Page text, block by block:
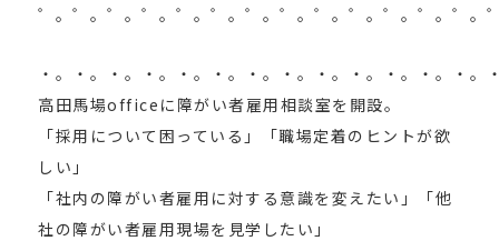
゜。゜。゜。゜。゜。゜。゜。゜。゜。゜。゜。゜。゜。
・。・。・。・。・。・。・。・。・。・。・。・。・
高田馬場officeに障がい者雇用相談室を開設。
「採用について困っている」「職場定着のヒントが欲
しい」
「社内の障がい者雇用に対する意識を変えたい」「他
社の障がい者雇用現場を見学したい」